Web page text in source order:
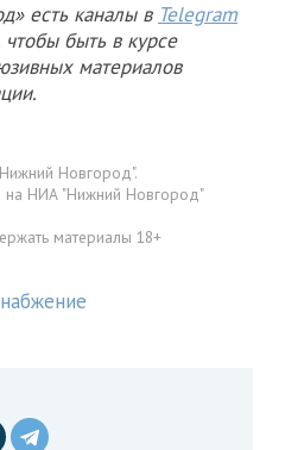
есть каналы в Telegram
быть в курсе
материалов
Новгород".
на НИА "Нижний Новгород"
материалы 18+